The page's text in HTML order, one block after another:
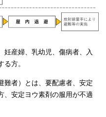
妊産婦、乳幼児、傷病者、入
方。
難者）とは、要配慮者、安定
、安定ヨウ素剤の服用が不適